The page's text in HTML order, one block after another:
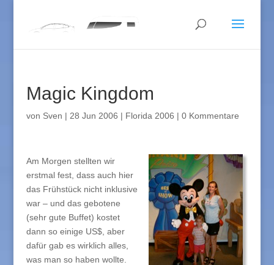
Magic Kingdom
von Sven | 28 Jun 2006 | Florida 2006 | 0 Kommentare
Am Morgen stellten wir
erstmal fest, dass auch hier
das Frühstück nicht inklusive
war – und das gebotene
(sehr gute Buffet) kostet
dann so einige US$, aber
dafür gab es wirklich alles,
was man so haben wollte.